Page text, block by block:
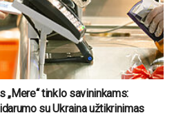
„Mere“ tinklo savininkams:
su Ukraina užtikrinimas